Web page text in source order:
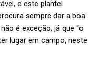
e este plantel
sempre dar a boa
é exceção, já que “o
lugar em campo, neste